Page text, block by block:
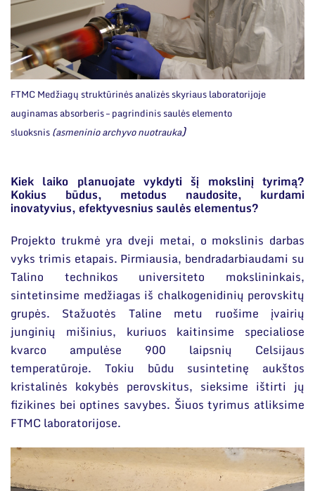
FTMC Medžiagų struktūrinės analizės skyriaus laboratorijoje
auginamas absorberis – pagrindinis saulės elemento
sluoksnis(asmeninio archyvo nuotrauka)
Kiek laiko planuojate vykdyti šį mokslinį tyrimą?
Kokius būdus, metodus naudosite, kurdami
inovatyvius, efektyvesnius saulės elementus?
Projekto trukmė yra dveji metai, o mokslinis darbas
vyks trimis etapais. Pirmiausia, bendradarbiaudami su
Talino technikos universiteto mokslininkais,
sintetinsime medžiagas iš chalkogenidinių perovskitų
grupės. Stažuotės Taline metu ruošime įvairių
junginių mišinius, kuriuos kaitinsime specialiose
kvarco ampulėse 900 laipsnių Celsijaus
temperatūroje. Tokiu būdu susintetinę aukštos
kristalinės kokybės perovskitus, sieksime ištirti jų
fizikines bei optines savybes. Šiuos tyrimus atliksime
FTMC laboratorijose.